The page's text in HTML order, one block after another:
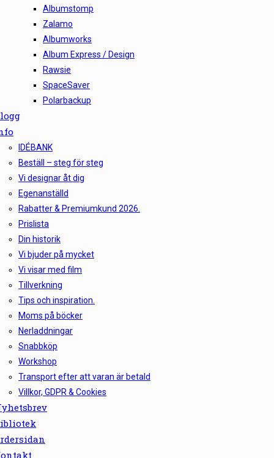
Albumstomp
Zalamo
Albumworks
Album Express / Design
Rawsie
SpaceSaver
Polarbackup
IDÉBANK
Beställ – steg för steg
Vi designar åt dig
Egenanställd
Rabatter & Premiumkund 2026.
Prislista
Din historik
Vi bjuder på mycket
Vi visar med film
Tillverkning
Tips och inspiration.
Moms på böcker
Nerladdningar
Snabbköp
Workshop
Transport efter att varan är betald
Villkor, GDPR & Cookies